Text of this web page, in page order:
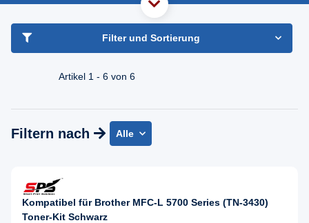
haben Sie Frage?
Freundlicher Support & Beratung
Mo - Fr. 08.00 - 16:30 Uhr
Filter und Sortierung
Artikel 1 - 6 von 6
Filtern nach Alle
Kompatibel für Brother MFC-L 5700 Series (TN-3430)
Toner-Kit Schwarz